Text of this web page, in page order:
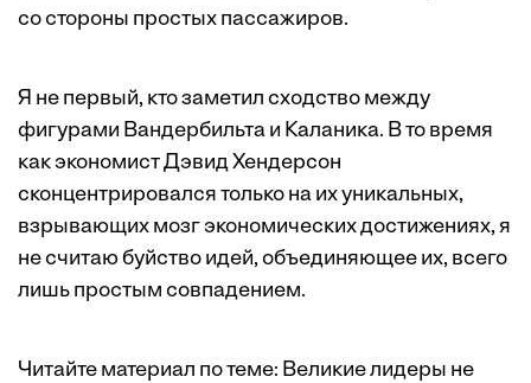
со стороны простых пассажиров.
Я не первый, кто заметил сходство между
фигурами Вандербильта и Каланика. В то время
как экономист Дэвид Хендерсон
сконцентрировался только на их уникальных,
взрывающих мозг экономических достижениях, я
не считаю буйство идей, объединяющее их, всего
лишь простым совпадением.
Читайте материал по теме: Великие лидеры не